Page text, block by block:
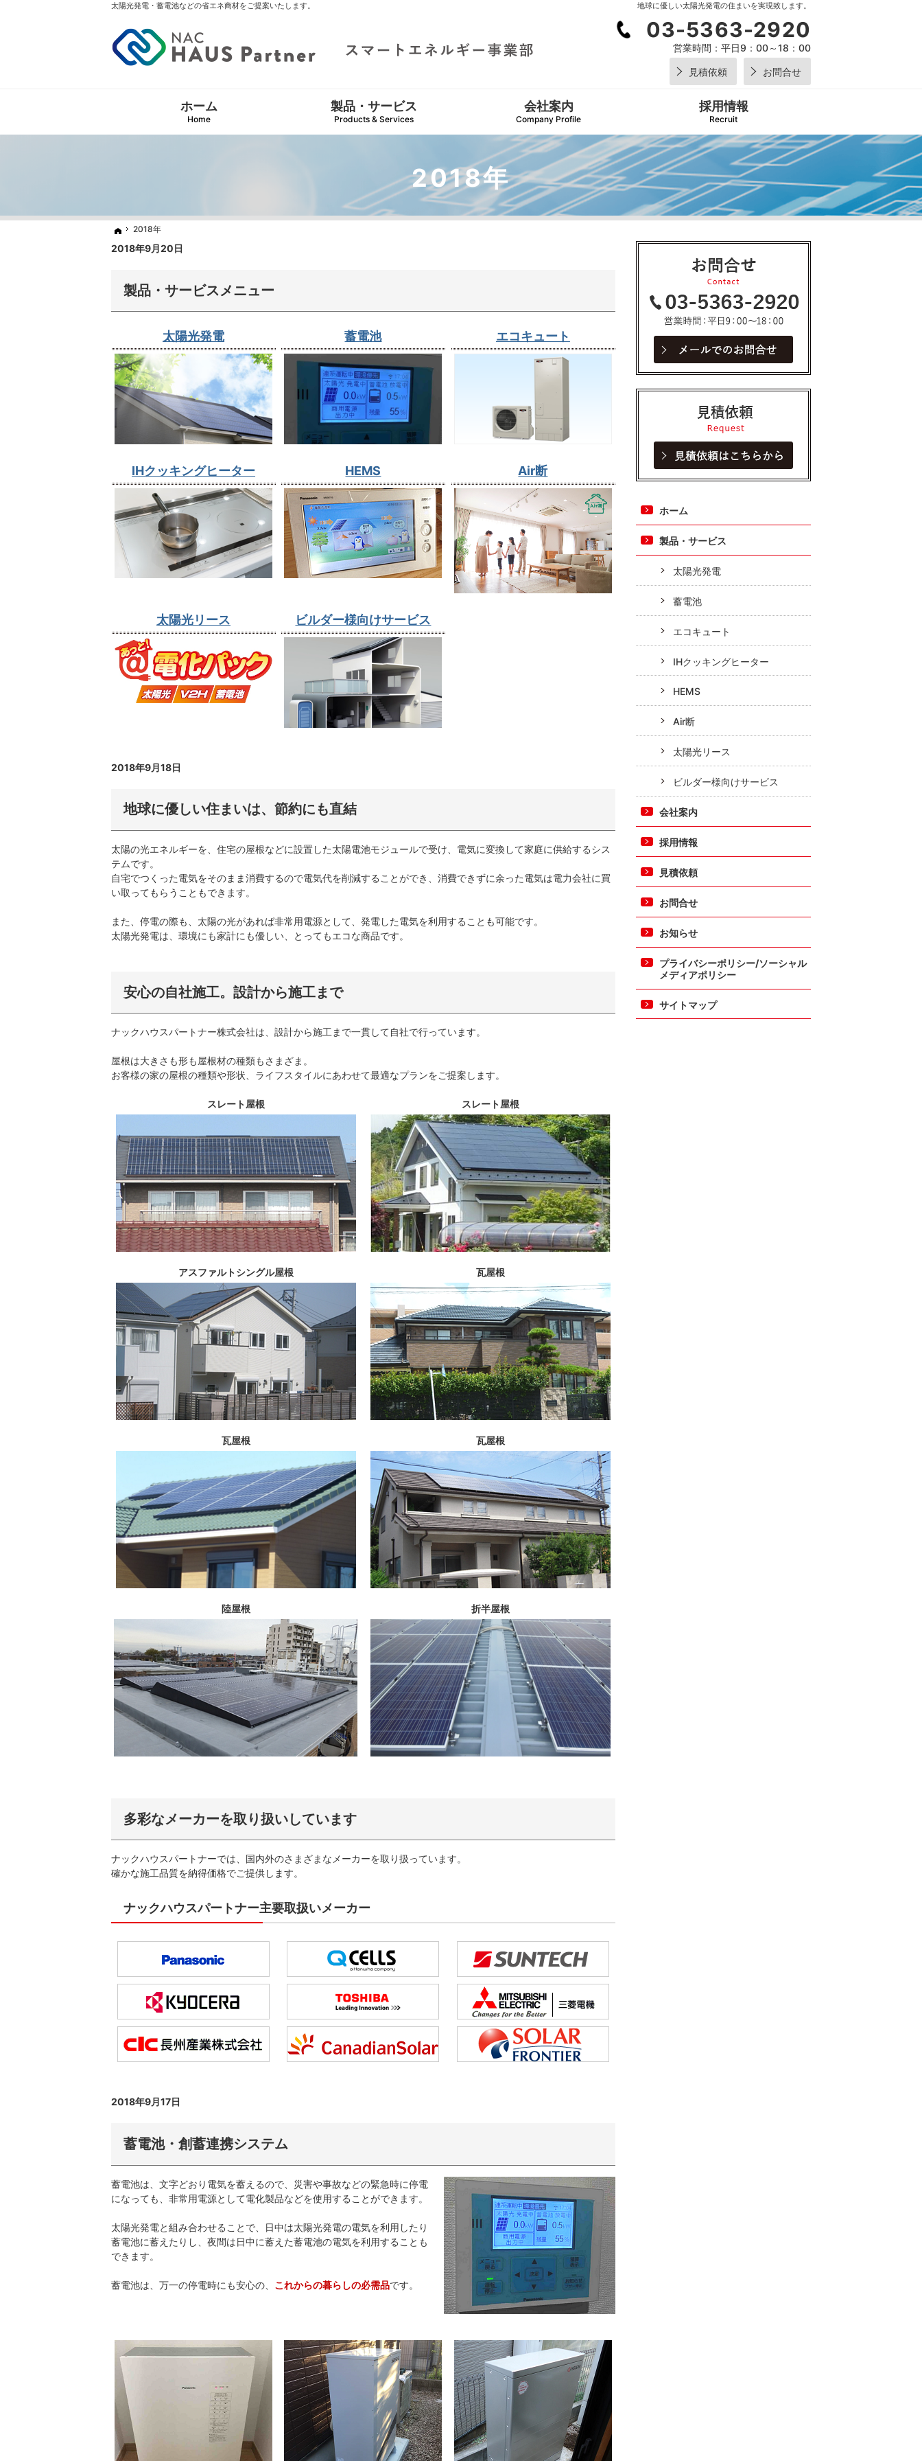
2018年
地球に優しい太陽光発電の住まいを実現致します。
太陽光発電・蓄電池などの省エネ商材をご提案いたします。
ホーム
2018年
2018年9月20日
製品・サービスメニュー
太陽光発電 蓄電池 エコキュート
IHクッキングヒーター HEMS Air断
太陽光リース ビルダー様向けサービス
2018年9月18日
地球に優しい住まいは、節約にも直結
太陽の光エネルギーを、住宅の屋根などに設置した太陽電池モジュールで受け、電気に変換して家庭に供給するシス
テムです。
自宅でつくった電気をそのまま消費するので電気代を削減することができ、消費できずに余った電気は電力会社に買
い取ってもらうこともできます。
また、停電の際も、太陽の光があれば非常用電源として、発電した電気を利用することも可能です。
太陽光発電は、環境にも家計にも優しい、とってもエコな商品です。
安心の自社施工。設計から施工まで
ナックハウスパートナー株式会社は、設計から施工まで一貫して自社で行っています。
屋根は大きさも形も屋根材の種類もさまざま。
お客様の家の屋根の種類や形状、ライフスタイルにあわせて最適なプランをご提案します。
スレート屋根 スレート屋根
アスファルトシングル屋根 瓦屋根
瓦屋根 瓦屋根
陸屋根 折半屋根
多彩なメーカーを取り扱いしています
ナックハウスパートナーでは、国内外のさまざまなメーカーを取り扱っています。
確かな施工品質を納得価格でご提供します。
ナックハウスパートナー主要取扱いメーカー
2018年9月17日
蓄電池・創蓄連携システム
蓄電池は、文字どおり電気を蓄えるので、災害や事故などの緊急時に停電
になっても、非常用電源として電化製品などを使用することができます。
太陽光発電と組み合わせることで、日中は太陽光発電の電気を利用したり
蓄電池に蓄えたりし、夜間は日中に蓄えた蓄電池の電気を利用することも
できます。
蓄電池は、万一の停電時にも安心の、 これからの暮らしの必需品です。
ホーム
製品・サービス
太陽光発電
蓄電池
エコキュート
IHクッキングヒーター
HEMS
Air断
太陽光リース
ビルダー様向けサービス
会社案内
採用情報
見積依頼
お問合せ
お知らせ
プライバシーポリシー/ソーシャル
メディアポリシー
サイトマップ
ホーム
2018年
03-5363-2920
営業時間： 平日9：00～18：00
見積依頼 お問合せ
ホーム
Home
製品・サービス
Products & Services
会社案内
Company Profile
採用情報
Recruit